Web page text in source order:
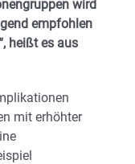
wird
empfohlen
heißt es aus
mit erhöhter